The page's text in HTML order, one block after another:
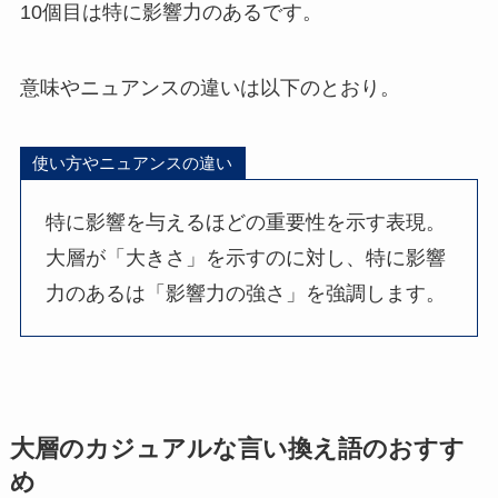
10個目は特に影響力のあるです。
意味やニュアンスの違いは以下のとおり。
使い方やニュアンスの違い
特に影響を与えるほどの重要性を示す表現。
大層が「大きさ」を示すのに対し、特に影響
力のあるは「影響力の強さ」を強調します。
大層のカジュアルな言い換え語のおすす
め